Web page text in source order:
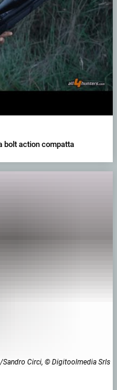
bolt action compatta
Sandro Circi, © Digitoolmedia Srls